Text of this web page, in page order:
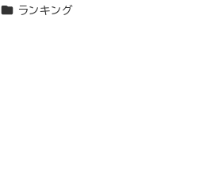
カテゴリー
ランキング